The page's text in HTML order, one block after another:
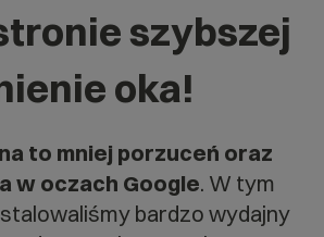
szybszej
oka!
to mniej porzuceń oraz
w oczach Google. W tym
bardzo wydajny